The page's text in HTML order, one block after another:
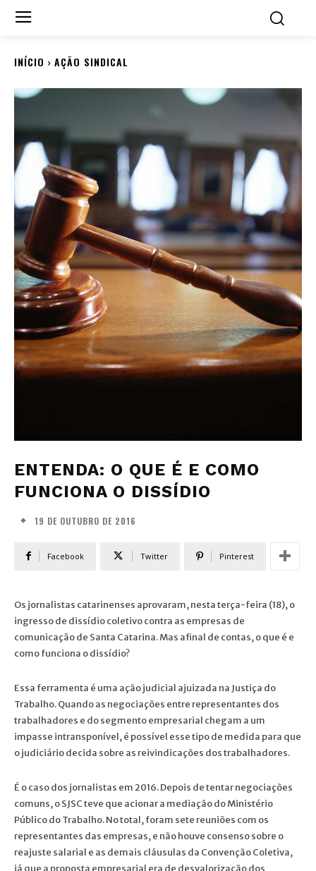
INÍCIO AÇÃO SINDICAL
ENTENDA: O QUE É E COMO
FUNCIONA O DISSÍDIO
19 DE OUTUBRO DE 2016
Facebook Twitter Pinterest
Os jornalistas catarinenses aprovaram, nesta terça-feira (18), o
ingresso de dissídio coletivo contra as empresas de
comunicação de Santa Catarina. Mas afinal de contas, o que é e
como funciona o dissídio?
Essa ferramenta é uma ação judicial ajuizada na Justiça do
Trabalho. Quando as negociações entre representantes dos
trabalhadores e do segmento empresarial chegam a um
impasse intransponível, é possível esse tipo de medida para que
o judiciário decida sobre as reivindicações dos trabalhadores.
É o caso dos jornalistas em 2016. Depois de tentar negociações
comuns, o SJSC teve que acionar a mediação do Ministério
Público do Trabalho. No total, foram sete reuniões com os
representantes das empresas, e não houve consenso sobre o
reajuste salarial e as demais cláusulas da Convenção Coletiva,
já que a proposta empresarial era de desvalorização dos